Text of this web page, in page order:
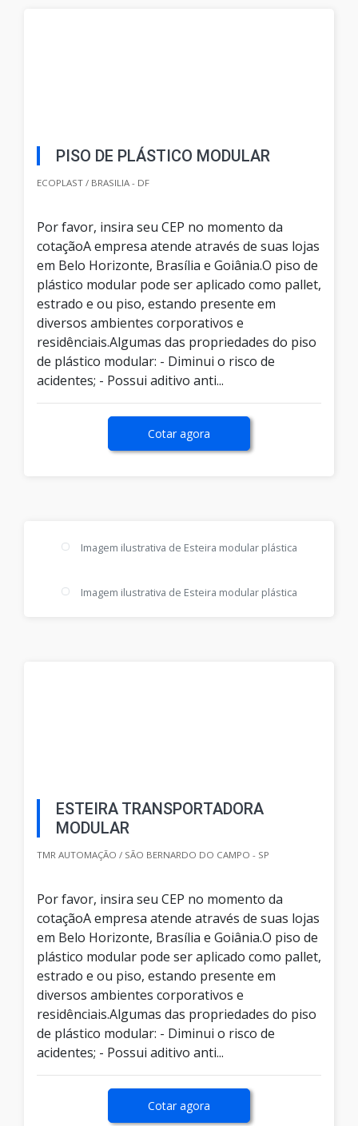
PISO DE PLÁSTICO MODULAR
ECOPLAST / BRASILIA - DF
Por favor, insira seu CEP no momento da
cotaçãoA empresa atende através de suas lojas
em Belo Horizonte, Brasília e Goiânia.O piso de
plástico modular pode ser aplicado como pallet,
estrado e ou piso, estando presente em
diversos ambientes corporativos e
residênciais.Algumas das propriedades do piso
de plástico modular: - Diminui o risco de
acidentes; - Possui aditivo anti...
Cotar agora
Imagem ilustrativa de Esteira modular plástica
Imagem ilustrativa de Esteira modular plástica
ESTEIRA TRANSPORTADORA
MODULAR
TMR AUTOMAÇÃO / SÃO BERNARDO DO CAMPO - SP
Por favor, insira seu CEP no momento da
cotaçãoA empresa atende através de suas lojas
em Belo Horizonte, Brasília e Goiânia.O piso de
plástico modular pode ser aplicado como pallet,
estrado e ou piso, estando presente em
diversos ambientes corporativos e
residênciais.Algumas das propriedades do piso
de plástico modular: - Diminui o risco de
acidentes; - Possui aditivo anti...
Cotar agora